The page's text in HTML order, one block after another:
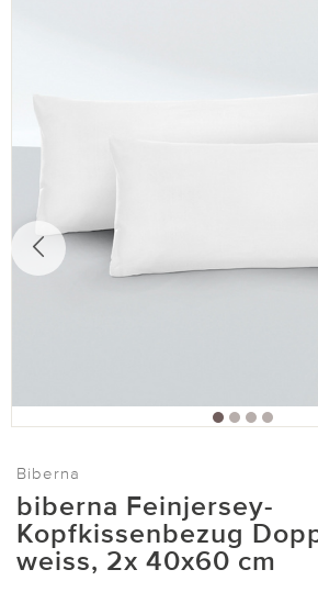
Biberna
biberna Feinjersey-
Kopfkissenbezug
weiss, 2x 40x60 cm